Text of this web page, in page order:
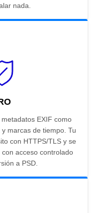
nada.
EXIF como
marcas de tiempo. Tu
con HTTPS/TLS y se
acceso controlado
a PSD.